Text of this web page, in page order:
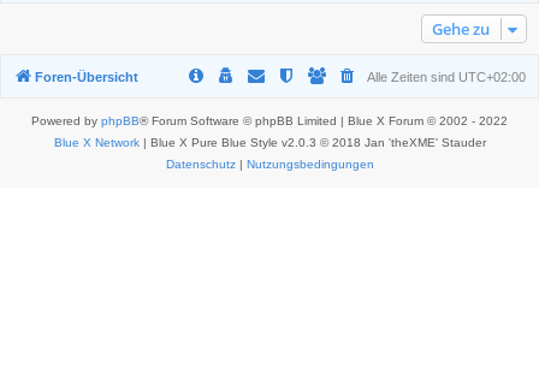
Gehe zu
Foren-Übersicht Alle Zeiten sind UTC+02:00
Powered by phpBB® Forum Software © phpBB Limited | Blue X Forum © 2002 - 2022
Blue X Network| Blue X Pure Blue Style v2.0.3 © 2018 Jan 'theXME' Stauder
Datenschutz| Nutzungsbedingungen